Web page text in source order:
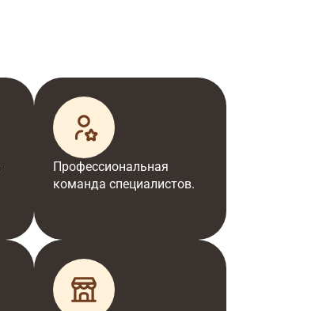
Профессиональная
команда специалистов.